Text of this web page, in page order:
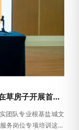
服务赋能，匠心筑梦 - 盐都文旅集团在草房子开展首期运营服务专项培训
团队专业根基盐城文
务岗位专项培训这不